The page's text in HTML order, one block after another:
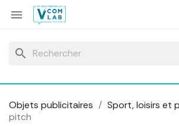

search
Objets publicitaires Sport, loisirs et
pitch
Panneau de gestion des cookies